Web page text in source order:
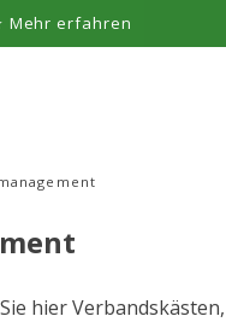
Mehr erfahren
hier Verbandskästen,